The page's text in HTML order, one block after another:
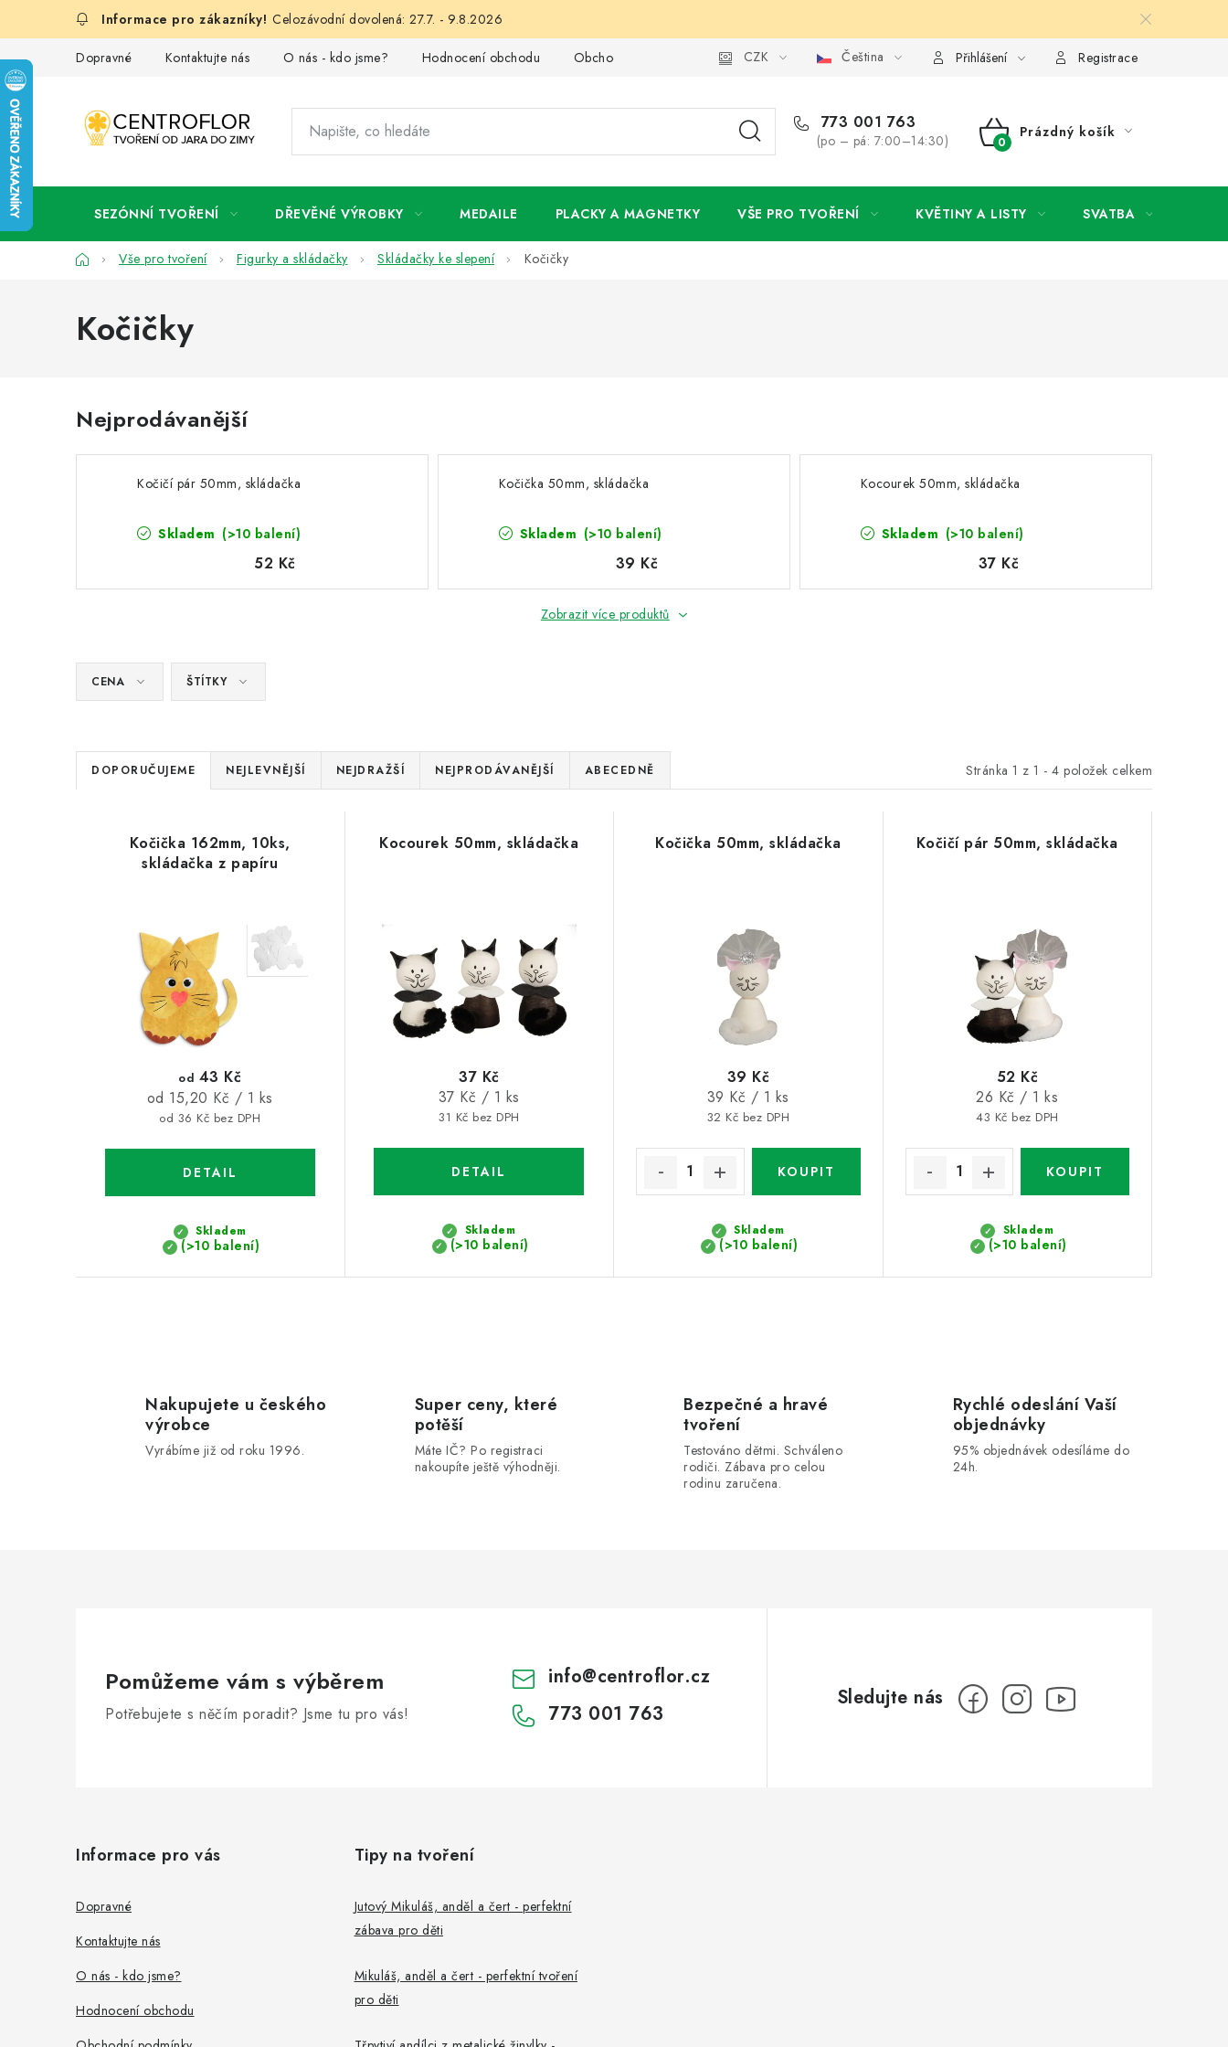
Celozávodní dovolená: 27.7. - 9.8.2026
Dopravné Kontaktujte nás O nás - kdo jsme? Hodnocení obchodu Obchodní podmínky Podmínky ochrany osobních údajů Jak získat lepší ceny? Moje objednávka
CZK Čeština Přihlášení Registrace
773 001 763
(po – pá: 7:00–14:30)
NÁKUPNÍ
Prázdný košík
SEZÓNNÍ TVOŘENÍ DŘEVĚNÉ VÝROBKY MEDAILE PLACKY A MAGNETKY VŠE PRO TVOŘENÍ KVĚTINY A LISTY SVATBA
DomůVše pro tvoření Figurky a skládačky Skládačky ke slepení Kočičky
Kočičky
Nejprodávanější
Kočičí pár 50mm, skládačka
Skladem (>10 balení)
52 Kč
Kočička 50mm, skládačka
Skladem (>10 balení)
39 Kč
Kocourek 50mm, skládačka
Skladem (>10 balení)
37 Kč
Zobrazit více produktů
CENA ŠTÍTKY
Stránka 1 z 1 - 4 položek celkem
Ř
a
DOPORUČUJEME NEJLEVNĚJŠÍ NEJDRAŽŠÍ NEJPRODÁVANĚJŠÍ ABECEDNĚ
Kočička 162mm, 10ks,
skládačka z papíru
Skladem
(>10 balení)
od 36 Kč bez DPH
od 43 Kč
Měrná
cena:
od 15,20 Kč / 1 ks
Kocourek 50mm, skládačka
Skladem
(>10 balení)
31 Kč bez DPH
37 Kč
Měrná
cena:
37 Kč / 1 ks
Kočička 50mm, skládačka
Skladem
(>10 balení)
32 Kč bez DPH
39 Kč
Měrná
cena:
39 Kč / 1 ks
Kočičí pár 50mm, skládačka
Skladem
(>10 balení)
43 Kč bez DPH
52 Kč
Měrná
cena:
26 Kč / 1 ks
s
u
Nakupujete u českého
výrobce
Vyrábíme již od roku 1996.
Super ceny, které
potěší
Máte IČ? Po registraci
nakoupíte ještě výhodněji.
Bezpečné a hravé
tvoření
Testováno dětmi. Schváleno
rodiči. Zábava pro celou
rodinu zaručena.
Rychlé odeslání Vaší
objednávky
95% objednávek odesíláme do
24h.
Pomůžeme vám s výběrem
Potřebujete s něčím poradit? Jsme tu pro vás!
info@centroflor.cz
773 001 763
Informace pro vás
Dopravné
Kontaktujte nás
O nás - kdo jsme?
Hodnocení obchodu
Tipy na tvoření
Jutový Mikuláš, anděl a čert - perfektní
zábava pro děti
Mikuláš, anděl a čert - perfektní tvoření
pro děti